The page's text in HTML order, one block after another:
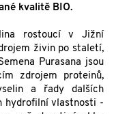
kvalitě BIO.
rostoucí v Jižní
živin po staletí,
Purasana jsou
zdrojem proteinů,
a řady dalších
hydrofilní vlastnosti -